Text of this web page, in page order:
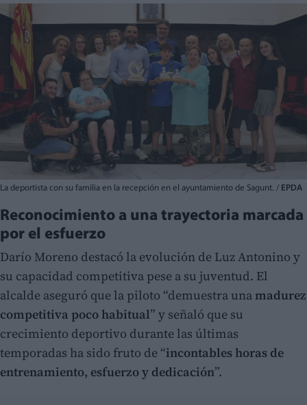
La deportista con su familia en la recepción en el ayuntamiento de Sagunt. / EPDA
Reconocimiento a una trayectoria marcada
por el esfuerzo
Darío Moreno destacó la evolución de Luz Antonino y
su capacidad competitiva pese a su juventud. El
alcalde aseguró que la piloto “demuestra unamadurez
competitiva poco habitual” y señaló que su
crecimiento deportivo durante las últimas
temporadas ha sido fruto de “incontables horas de
entrenamiento, esfuerzo y dedicación”.